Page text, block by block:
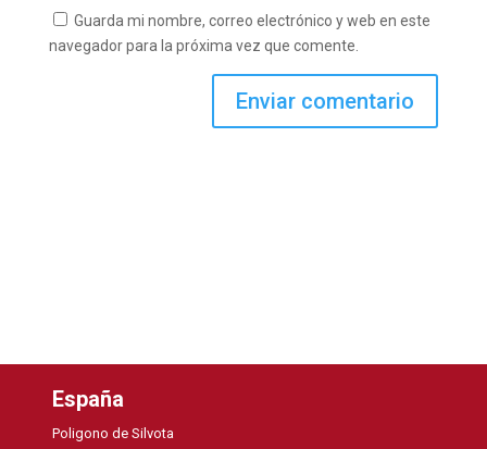
Guarda mi nombre, correo electrónico y web en este
navegador para la próxima vez que comente.
España
Poligono de Silvota